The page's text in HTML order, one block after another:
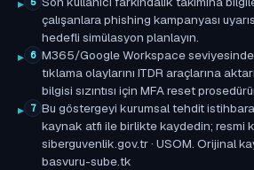
çalışanlara phishing kampanyası
hedefli simülasyon planlayın.
6 M365/Google Workspace seviyesinde
tıklama olaylarını ITDR araçlarına
bilgisi sızıntısı için MFA reset
7 Bu göstergeyi kurumsal tehdit
kaynak atfı ile birlikte kaydedin; resmi
siberguvenlik.gov.tr · USOM. Orijinal
basvuru-sube.tk